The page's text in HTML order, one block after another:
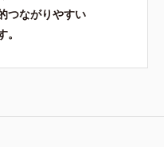
つながりやすい